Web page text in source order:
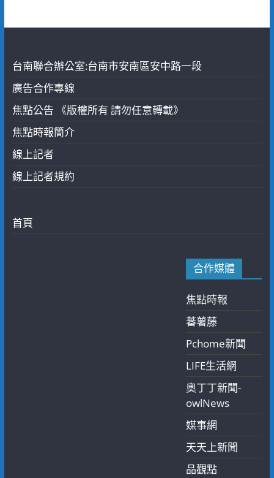
台南聯合辦公室:台南市安南區安中路一段
廣告合作專線
焦點公告 《版權所有 請勿任意轉載》
焦點時報簡介
線上記者
線上記者規約
首頁
合作媒體
焦點時報
蕃薯藤
Pchome新聞
LIFE生活網
奧丁丁新聞-
owlNews
媒事網
天天上新聞
品觀點